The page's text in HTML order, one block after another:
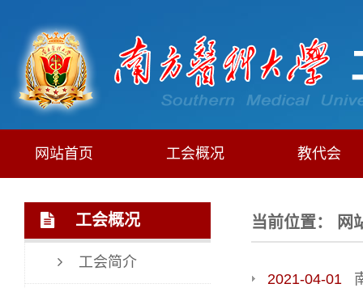
网站首页 工会概况 教代会
工会概况
工会简介
当前位置： 网
2021-04-01